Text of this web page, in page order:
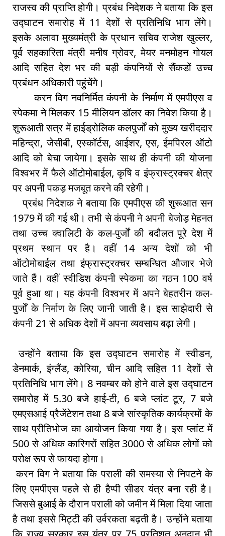
राजस्व की प्राप्ति होगी। प्रबंध निदेशक ने बताया कि इस
उद्घाटन समारोह में 11 देशों से प्रतिनिधि भाग लेंगे।
इसके अलावा मुख्यमंत्री के प्रधान सचिव राजेश खुल्लर,
पूर्व सहकारिता मंत्री मनीष ग्रोवर, मेयर मनमोहन गोयल
आदि सहित देश भर की बड़ी कंपनियों से सैंकडों उच्च
प्रबंधन अधिकारी पहुंचेंगे।
करन विग नवनिर्मित कंपनी के निर्माण में एमपीएस व
स्पेकमा ने मिलकर 15 मीलियन डॉलर का निवेश किया है।
शुरूआती सत्र में हाईड्रोलिक कलपुर्जों को मुख्य खरीददार
महिन्द्रा, जेसीबी, एस्कॉर्टस, आईशर, एस, ईमपिरल ऑटो
आदि को बेचा जायेगा। इसके साथ ही कंपनी की योजना
विश्वभर में फैले ऑटोमोबाईल, कृषि व इंफ्रास्ट्रक्चर क्षेत्र
पर अपनी पकड़ मजबूत करने की रहेगी।
प्रबंध निदेशक ने बताया कि एमपीएस की शुरूआत सन
1979 में की गई थी। तभी से कंपनी ने अपनी बेजोड़ मेहनत
तथा उच्च क्वालिटी के कल-पुर्जों की बदौलत पूरे देश में
प्रथम स्थान पर है। वहीं 14 अन्य देशों को भी
ऑटोमोबाईल तथा इंफ्रास्ट्रक्चर सम्बन्धित औजार भेजे
जाते हैं। वहीं स्वीडिश कंपनी स्पेकमा का गठन 100 वर्ष
पूर्व हुआ था। यह कंपनी विश्वभर में अपने बेहतरीन कल-
पुर्जों के निर्माण के लिए जानी जाती है। इस साझेदारी से
कंपनी 21 से अधिक देशों में अपना व्यवसाय बढ़ा लेगी।
उन्होंने बताया कि इस उद्घाटन समारोह में स्वीडन,
डेनमार्क, इंग्लैंड, कोरिया, चीन आदि सहित 11 देशों से
प्रतिनिधि भाग लेंगे। 8 नवम्बर को होने वाले इस उद्घाटन
समारोह में 5.30 बजे हाई-टी, 6 बजे प्लांट टूर, 7 बजे
एमएसआई प्रैजेंटेशन तथा 8 बजे सांस्कृतिक कार्यक्रमों के
साथ प्रीतिभोज का आयोजन किया गया है। इस प्लांट में
500 से अधिक कारिगरों सहित 3000 से अधिक लोगों को
परोक्ष रूप से फायदा होगा।
करन विग ने बताया कि पराली की समस्या से निपटने के
लिए एमपीएस पहले से ही हैप्पी सीडर यंत्र बना रही है।
जिससे बुआई के दौरान पराली को जमीन में मिला दिया जाता
है तथा इससे मिट्टी की उर्वरकता बढ़ती है। उन्होंने बताया